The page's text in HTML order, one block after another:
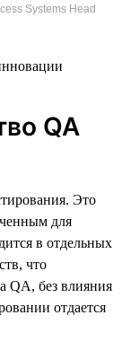
Systems Head
QA
Это
для
в отдельных
что
QA, без влияния
отдается